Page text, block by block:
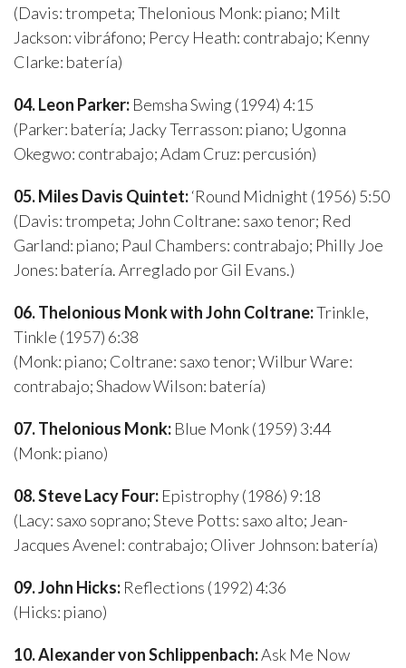
(Davis: trompeta; Thelonious Monk: piano; Milt
Jackson: vibráfono; Percy Heath: contrabajo; Kenny
Clarke: batería)
04. Leon Parker: Bemsha Swing (1994) 4:15
(Parker: batería; Jacky Terrasson: piano; Ugonna
Okegwo: contrabajo; Adam Cruz: percusión)
05. Miles Davis Quintet:‘Round Midnight (1956) 5:50
(Davis: trompeta; John Coltrane: saxo tenor; Red
Garland: piano; Paul Chambers: contrabajo; Philly Joe
Jones: batería. Arreglado por Gil Evans.)
06. Thelonious Monk with John Coltrane:Trinkle,
Tinkle (1957) 6:38
(Monk: piano; Coltrane: saxo tenor; Wilbur Ware:
contrabajo; Shadow Wilson: batería)
07. Thelonious Monk: Blue Monk (1959) 3:44
(Monk: piano)
08. Steve Lacy Four: Epistrophy (1986) 9:18
(Lacy: saxo soprano; Steve Potts: saxo alto; Jean-
Jacques Avenel: contrabajo; Oliver Johnson: batería)
09. John Hicks: Reflections (1992) 4:36
(Hicks: piano)
10. Alexander von Schlippenbach:Ask Me Now